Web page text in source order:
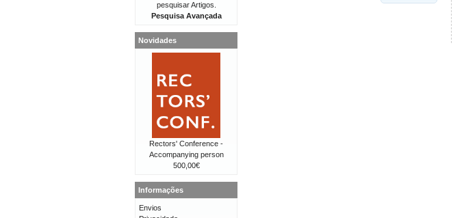
pesquisar Artigos.
Pesquisa Avançada
Novidades
Rectors' Conference -
Accompanying person
500,00€
Informações
Envios